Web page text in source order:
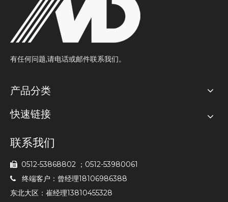
有任何问题,请电话或邮件联系我们。
产品分类
快速链接
联系我们
 0512-53868802 ；0512-53980061

终端客户：曾经理18106986388
东北大区：崔经理13810455328